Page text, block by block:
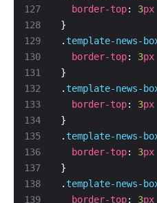
127
128
129
130
131
133
134
135
136
137
138
139
border-top: 3px
.template-news-
border-top: 3px
.template-news-
border-top: 3px
.template-news-
border-top: 3px
.template-news-
border-top: 3px